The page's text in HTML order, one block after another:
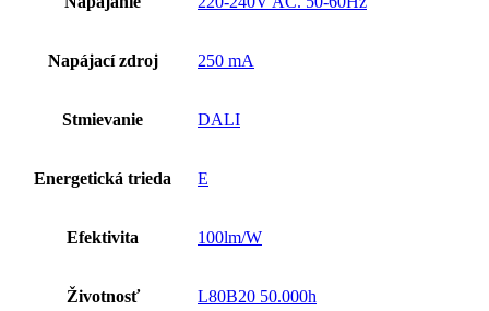
Napájací zdroj 250 mA
Stmievanie DALI
Energetická trieda E
Efektivita 100lm/W
Životnosť L80B20 50.000h